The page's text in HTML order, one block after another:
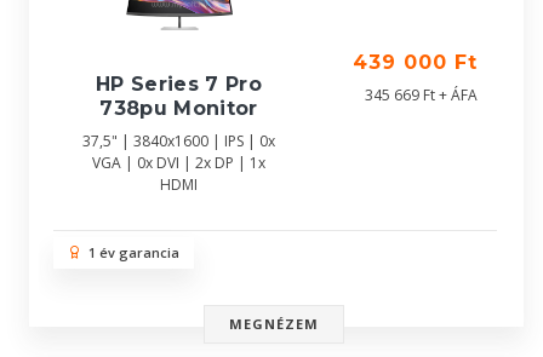
HP Series 7 Pro
738pu Monitor
37,5" | 3840x1600 | IPS | 0x
VGA | 0x DVI | 2x DP | 1x
HDMI
439 000 Ft
345 669 Ft + ÁFA
1 év garancia
MEGNÉZEM